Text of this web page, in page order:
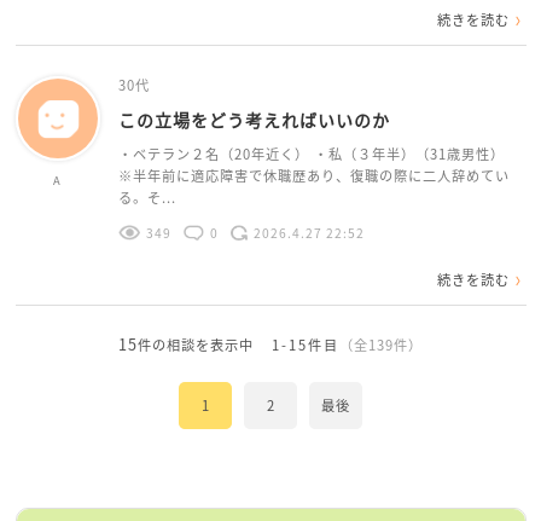
続きを読む
A
30代
この立場をどう考えればいいのか
・ベテラン２名（20年近く） ・私（３年半）（31歳男性）
※半年前に適応障害で休職歴あり、復職の際に二人辞めてい
る。そ...
349 0 2026.4.27 22:52
続きを読む
15件の相談を表示中 1-15件目 （全139件）
1 2 最後